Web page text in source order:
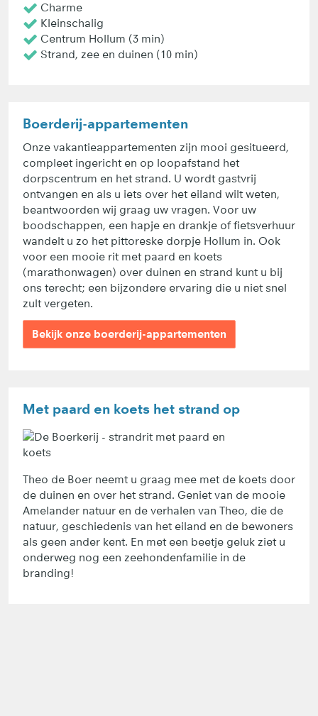
Charme
Kleinschalig
Centrum Hollum (3 min)
Strand, zee en duinen (10 min)
Boerderij-appartementen
Onze vakantieappartementen zijn mooi gesitueerd,
compleet ingericht en op loopafstand het
dorpscentrum en het strand. U wordt gastvrij
ontvangen en als u iets over het eiland wilt weten,
beantwoorden wij graag uw vragen. Voor uw
boodschappen, een hapje en drankje of fietsverhuur
wandelt u zo het pittoreske dorpje Hollum in. Ook
voor een mooie rit met paard en koets
(marathonwagen) over duinen en strand kunt u bij
ons terecht; een bijzondere ervaring die u niet snel
zult vergeten.
Bekijk onze boerderij-appartementen
Met paard en koets het strand op
Theo de Boer neemt u graag mee met de koets door
de duinen en over het strand. Geniet van de mooie
Amelander natuur en de verhalen van Theo, die de
natuur, geschiedenis van het eiland en de bewoners
als geen ander kent. En met een beetje geluk ziet u
onderweg nog een zeehondenfamilie in de
branding!